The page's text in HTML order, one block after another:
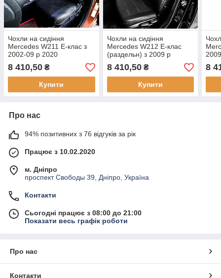
Чохли на сидіння
Mercedes W211 Е-клас з
2002-09 р 2020
8 410,50 ₴
Купити
Чохли на сидіння
Mercedes W212 Е-клас
(раздельн) з 2009 р
8 410,50₴
Купити
8
Про нас
94% позитивних з 76 відгуків за рік
Працює з 10.02.2020
м. Дніпро
проспект Свободы 39, Дніпро, Україна
Контакти
Сьогодні працює з 08:00 до 21:00
Показати весь графік роботи
Про нас
Контакти